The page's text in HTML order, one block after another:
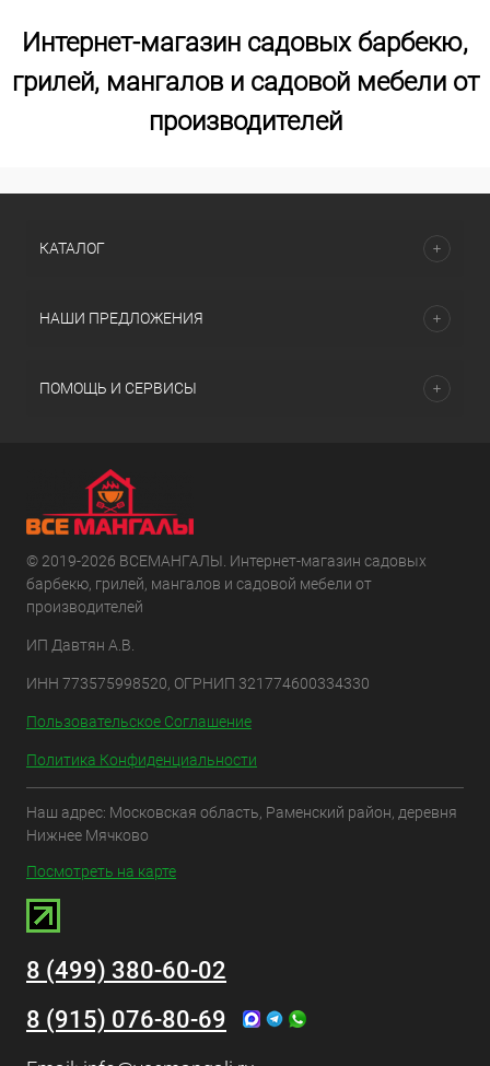
Интернет-магазин садовых барбекю,
грилей, мангалов и садовой мебели от
производителей
КАТАЛОГ
НАШИ ПРЕДЛОЖЕНИЯ
ПОМОЩЬ И СЕРВИСЫ
© 2019-2026 ВСЕМАНГАЛЫ. Интернет-магазин садовых
барбекю, грилей, мангалов и садовой мебели от
производителей
ИП Давтян А.В.
ИНН 773575998520, ОГРНИП 321774600334330
Пользовательское Соглашение
Политика Конфиденциальности
Наш адрес: Московская область, Раменский район, деревня
Нижнее Мячково
Посмотреть на карте
8 (499) 380-60-02
8 (915) 076-80-69